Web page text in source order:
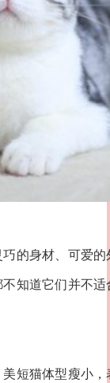
的身材、可爱
知道它们并不
短猫体型瘦小